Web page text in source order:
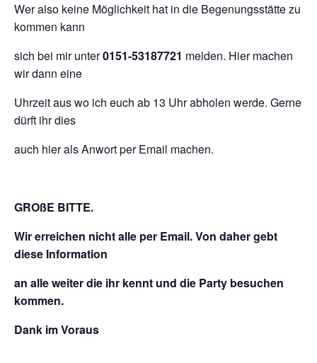
Wer also keine Möglichkeit hat in die Begenungsstätte zu
kommen kann
sich bei mir unter0151-53187721 melden. Hier machen
wir dann eine
Uhrzeit aus wo ich euch ab 13 Uhr abholen werde. Gerne
dürft ihr dies
auch hier als Anwort per Email machen.
GROßE BITTE.
Wir erreichen nicht alle per Email. Von daher gebt
diese Information
an alle weiter die ihr kennt und die Party besuchen
kommen.
Dank im Voraus